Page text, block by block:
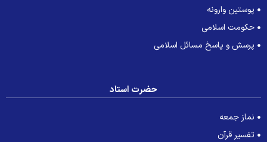
پوستین وارونه
حکومت اسلامی
پرسش و پاسخ مسائل اسلامی
حضرت استاد
نماز جمعه
تفسیر قرآن